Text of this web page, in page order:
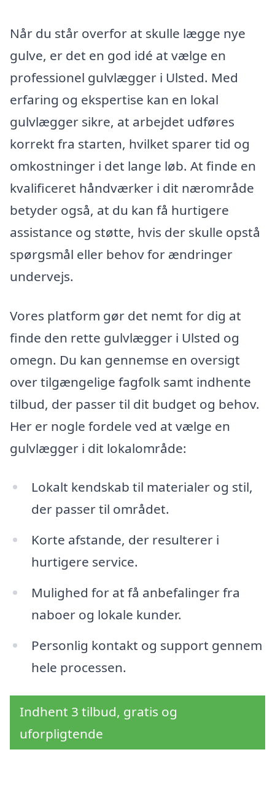
Når du står overfor at skulle lægge nye
gulve, er det en god idé at vælge en
professionel gulvlægger i Ulsted. Med
erfaring og ekspertise kan en lokal
gulvlægger sikre, at arbejdet udføres
korrekt fra starten, hvilket sparer tid og
omkostninger i det lange løb. At finde en
kvalificeret håndværker i dit nærområde
betyder også, at du kan få hurtigere
assistance og støtte, hvis der skulle opstå
spørgsmål eller behov for ændringer
undervejs.
Vores platform gør det nemt for dig at
finde den rette gulvlægger i Ulsted og
omegn. Du kan gennemse en oversigt
over tilgængelige fagfolk samt indhente
tilbud, der passer til dit budget og behov.
Her er nogle fordele ved at vælge en
gulvlægger i dit lokalområde:
Lokalt kendskab til materialer og stil,
der passer til området.
Korte afstande, der resulterer i
hurtigere service.
Mulighed for at få anbefalinger fra
naboer og lokale kunder.
Personlig kontakt og support gennem
hele processen.
Indhent 3 tilbud, gratis og
uforpligtende